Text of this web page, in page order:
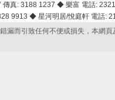
傳真: 3188 1237 ◆ 樂富 電話:
9913 ◆ 星河明居/悅庭軒 電話
漏而引致任何不便或損失，本網